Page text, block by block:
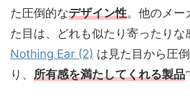
た圧倒的なデザイン性。他のメー
た目は、どれも似たり寄ったりな
Nothing Ear (2) は見た目から圧
り、 所有感を満たしてくれる製品